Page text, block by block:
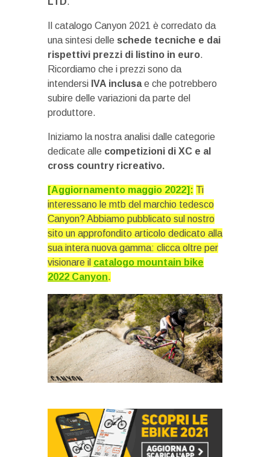
Il catalogo Canyon 2021 è corredato da
una sintesi delle schede tecniche e dai
rispettivi prezzi di listino in euro.
Ricordiamo che i prezzi sono da
intendersi IVA inclusae che potrebbero
subire delle variazioni da parte del
produttore.
Iniziamo la nostra analisi dalle categorie
dedicate alle competizioni di XC e al
cross country ricreativo.
[Aggiornamento maggio 2022]: Ti
interessano le mtb del marchio tedesco
Canyon? Abbiamo pubblicato sul nostro
sito un approfondito articolo dedicato alla
sua intera nuova gamma: clicca oltre per
visionare il catalogo mountain bike
2022 Canyon.